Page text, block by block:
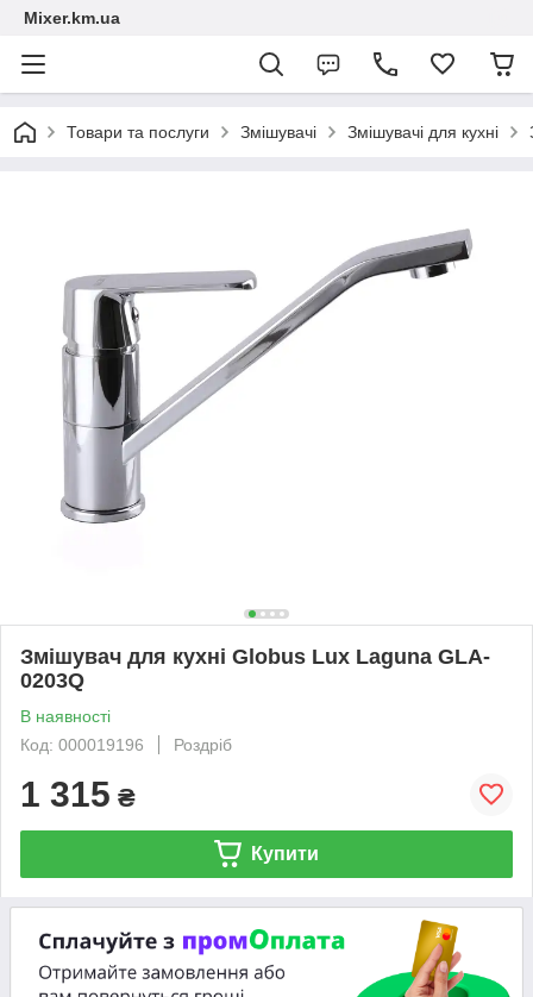
Mixer.km.ua
Товари та послуги Змішувачі Змішувачі для кухні
Змішувач для кухні Globus Lux Laguna GLA-
0203Q
В наявності
Код: 000019196
Роздріб
1 315 ₴
Купити